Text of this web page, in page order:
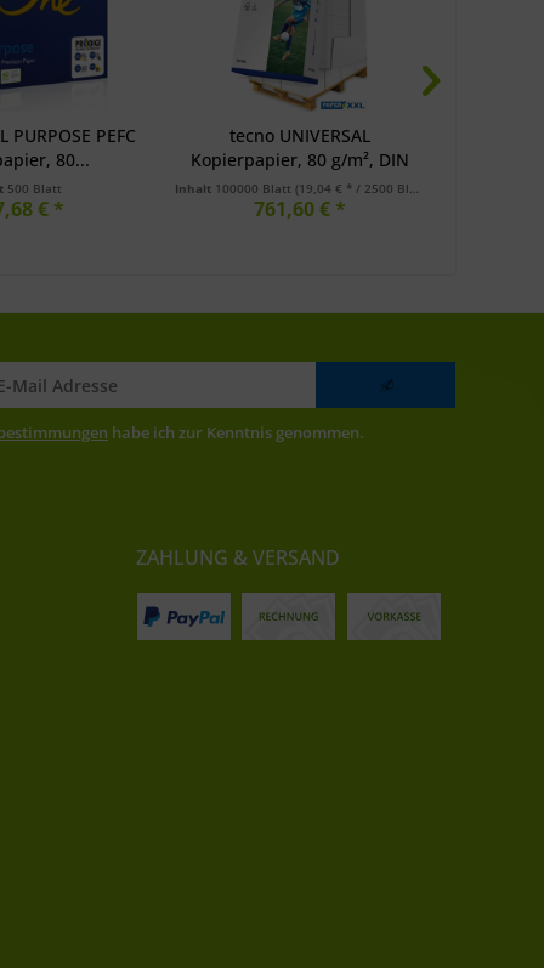
PEFC
80...
500 Blatt
€ *
tecno UNIVERSAL
Kopierpapier, 80 g/m², DIN
A4,...
Inhalt 100000 Blatt (19,04 € * / 2500 Blatt)
761,60 € *
habe ich zur Kenntnis genommen.
ZAHLUNG & VERSAND